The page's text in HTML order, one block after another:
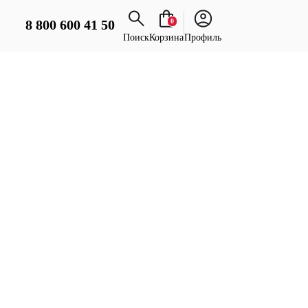
8 800 600 41 50
Поиск
0
КорзинаПрофиль